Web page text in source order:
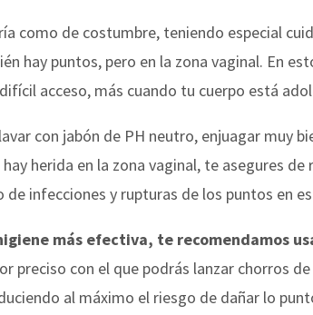
como de costumbre, teniendo especial
hay puntos, pero en la zona vaginal. En
acceso, más cuando tu cuerpo está
con jabón de PH neutro, enjuagar muy
herida en la zona vaginal, te asegures
infecciones y rupturas de los puntos en
más efectiva, te recomendamos
preciso con el que podrás lanzar chorros
al máximo el riesgo de dañar lo